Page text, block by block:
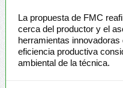
La propuesta de FMC
cerca del productor y el
herramientas
eficiencia productiva
ambiental de la técnica.